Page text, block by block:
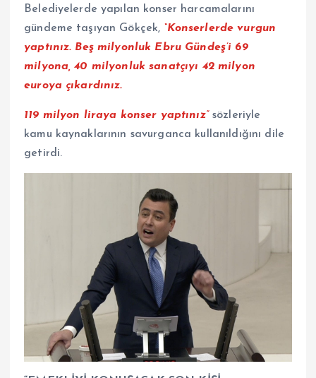
Belediyelerde yapılan konser harcamalarını
gündeme taşıyan Gökçek, “Konserlerde vurgun
yaptınız. Beş milyonluk Ebru Gündeş’i 69
milyona, 40 milyonluk sanatçıyı 42 milyon
euroya çıkardınız.
119 milyon liraya konser yaptınız”sözleriyle
kamu kaynaklarının savurganca kullanıldığını dile
getirdi.